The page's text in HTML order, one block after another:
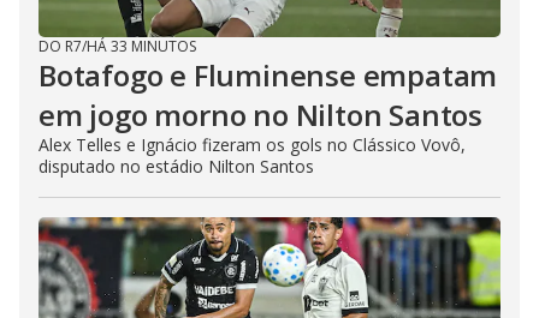
DO R7/HÁ 33 MINUTOS
Botafogo e Fluminense empatam
em jogo morno no Nilton Santos
Alex Telles e Ignácio fizeram os gols no Clássico Vovô,
disputado no estádio Nilton Santos